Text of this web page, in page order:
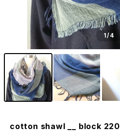
1/4
cotton shawl __ block 220